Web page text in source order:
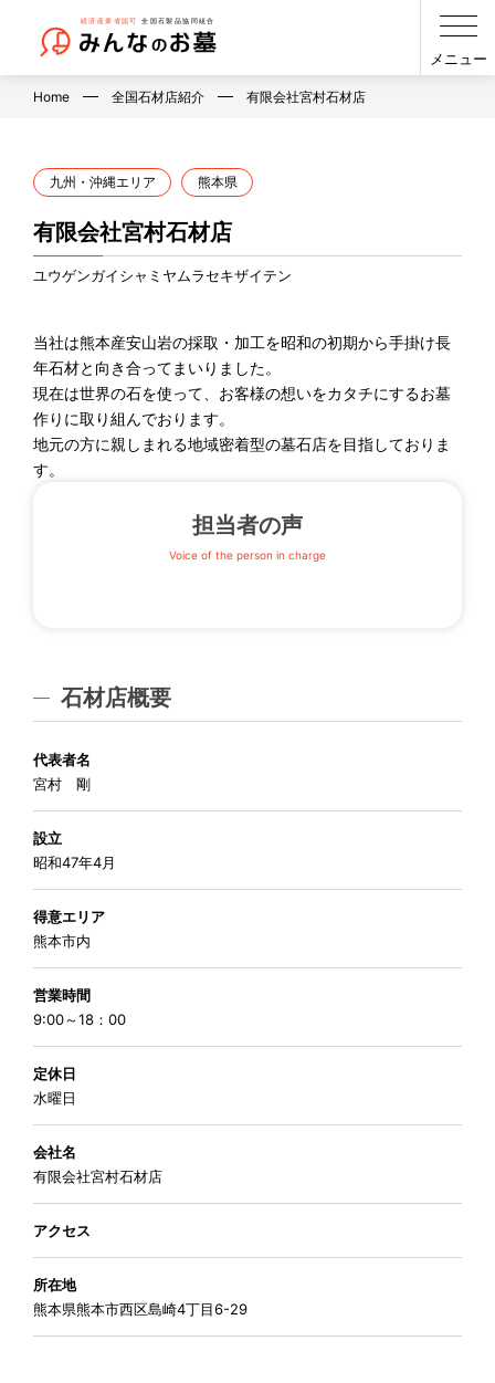
メニュー
Home 全国石材店紹介 有限会社宮村石材店
九州・沖縄エリア 熊本県
有限会社宮村石材店
ユウゲンガイシャミヤムラセキザイテン
当社は熊本産安山岩の採取・加工を昭和の初期から手掛け長
年石材と向き合ってまいりました。
現在は世界の石を使って、お客様の想いをカタチにするお墓
作りに取り組んでおります。
地元の方に親しまれる地域密着型の墓石店を目指しておりま
す。
担当者の声
石材店概要
代表者名
宮村 剛
設立
昭和47年4月
得意エリア
熊本市内
営業時間
9:00～18：00
定休日
水曜日
会社名
有限会社宮村石材店
アクセス
所在地
熊本県熊本市西区島崎4丁目6-29